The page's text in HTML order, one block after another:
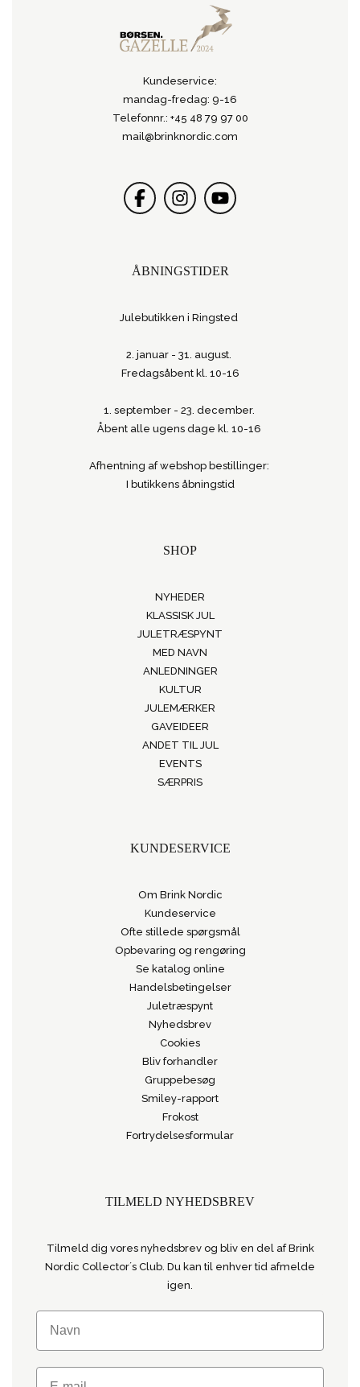
Kundeservice:
mandag-fredag: 9-16
Telefonnr.: +45 48 79 97 00
mail@brinknordic.com
ÅBNINGSTIDER
Julebutikken i Ringsted
2. januar - 31. august.
Fredagsåbent kl. 10-16
1. september - 23. december.
Åbent alle ugens dage kl. 10-16
Afhentning af webshop bestillinger:
I butikkens åbningstid
SHOP
NYHEDER
KLASSISK JUL
JULETRÆSPYNT
MED NAVN
ANLEDNINGER
KULTUR
JULEMÆRKER
GAVEIDEER
ANDET TIL JUL
EVENTS
SÆRPRIS
KUNDESERVICE
Om Brink Nordic
Kundeservice
Ofte stillede spørgsmål
Opbevaring og rengøring
Se katalog online
Handelsbetingelser
Juletræspynt
Nyhedsbrev
Cookies
Bliv forhandler
Gruppebesøg
Smiley-rapport
Frokost
Fortrydelsesformular
TILMELD NYHEDSBREV
Tilmeld dig vores nyhedsbrev og bliv en del af Brink
Nordic Collector´s Club. Du kan til enhver tid afmelde
igen.